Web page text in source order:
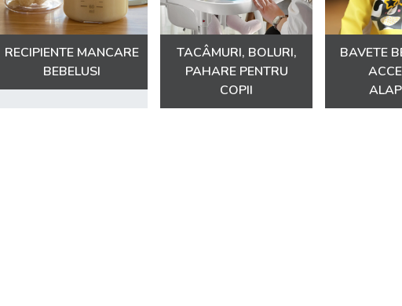
RECIPIENTE MANCARE
BEBELUSI
TACÂMURI, BOLURI,
PAHARE PENTRU
COPII
BAVETE